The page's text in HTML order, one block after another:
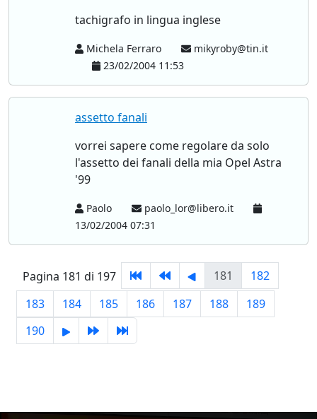
tachigrafo in lingua inglese
Michela Ferraro
mikyroby@tin.it
23/02/2004 11:53
assetto fanali
vorrei sapere come regolare da solo
l'assetto dei fanali della mia Opel Astra
'99
Paolo
paolo_lor@libero.it
13/02/2004 07:31
Pagina 181 di 197 181
182
183
184 185 186 187 188
189
190